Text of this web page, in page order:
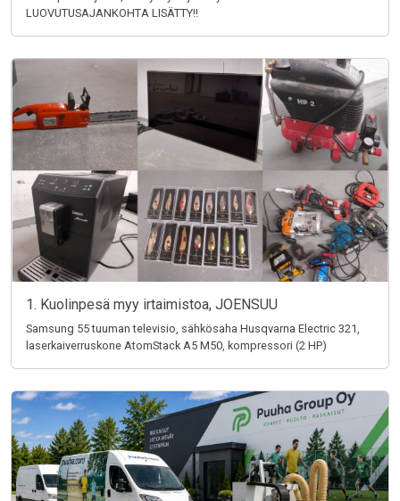
LUOVUTUSAJANKOHTA LISÄTTY!!
1. Kuolinpesä myy irtaimistoa, JOENSUU
Samsung 55 tuuman televisio, sähkösaha Husqvarna Electric 321,
laserkaiverruskone AtomStack A5 M50, kompressori (2 HP)